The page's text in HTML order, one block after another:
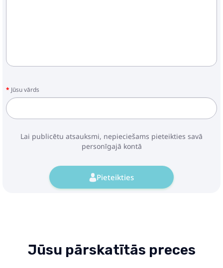
Jūsu vārds
Lai publicētu atsauksmi, nepieciešams pieteikties savā
personīgajā kontā
Pieteikties
Jūsu pārskatītās preces